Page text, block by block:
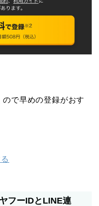
で早めの登録がおす
フーIDとLINE連